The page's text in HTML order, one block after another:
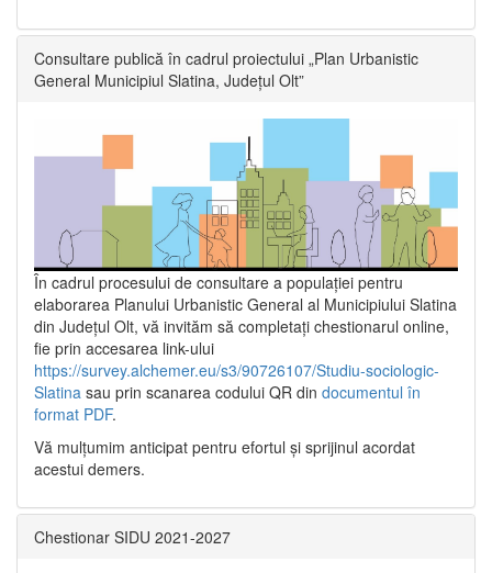
Consultare publică în cadrul proiectului „Plan Urbanistic
General Municipiul Slatina, Județul Olt”
În cadrul procesului de consultare a populaţiei pentru
elaborarea Planului Urbanistic General al Municipiului Slatina
din Județul Olt, vă invităm să completați chestionarul online,
fie prin accesarea link-ului
https://survey.alchemer.eu/s3/90726107/Studiu-sociologic-
Slatina sau prin scanarea codului QR din documentul în
format PDF.
Vă mulţumim anticipat pentru efortul şi sprijinul acordat
acestui demers.
Chestionar SIDU 2021-2027